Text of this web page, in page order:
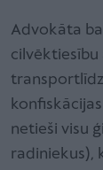
Advokāta
cilvēktiesību
netieši visu
radiniekus),